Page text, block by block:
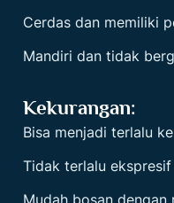
Cerdas dan memiliki
Mandiri dan tidak
Kekurangan:
Bisa menjadi terlalu
Tidak terlalu
Mudah bosan